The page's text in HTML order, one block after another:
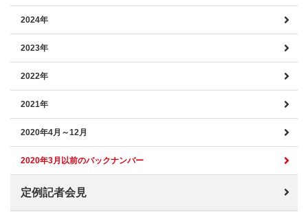
2024年
2023年
2022年
2021年
2020年4月～12月
2020年3月以前のバックナンバー
定例記者会見